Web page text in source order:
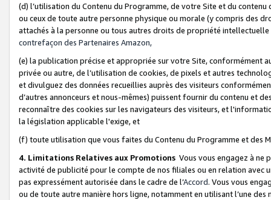
(d) l’utilisation du Contenu du Programme, de votre Site et du
ou ceux de toute autre personne physique ou morale (y compris des
attachés à la personne ou tous autres droits de propriété
contrefaçon des Partenaires Amazon,
(e) la publication précise et appropriée sur votre Site, conformément
privée ou autre, de l’utilisation de cookies, de pixels et autres
et divulguez des données recueillies auprès des visiteurs
d’autres annonceurs et nous-mêmes) puissent fournir du contenu et
reconnaître des cookies sur les navigateurs des visiteurs, et
la législation applicable l'exige, et
(f) toute utilisation que vous faites du Contenu du Programme et des
4. Limitations Relatives aux Promotions Vous vous engagez à ne
activité de publicité pour le compte de nos filiales ou en relation avec
pas expressément autorisée dans le cadre de l’Accord. Vous vous
ou de toute autre manière hors ligne, notamment en utilisant l’une